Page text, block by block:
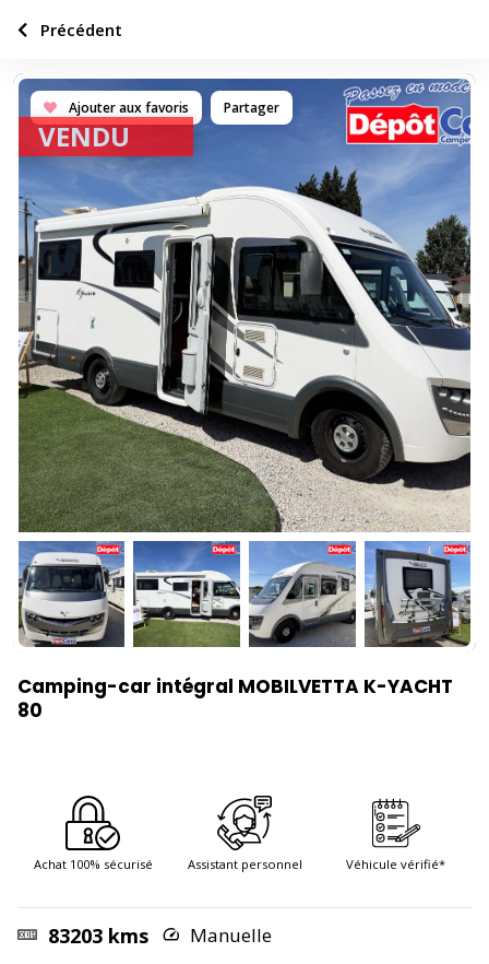
Ajouter aux favoris Partager
VENDU
Camping-car intégral MOBILVETTA K-YACHT
80
Achat 100% sécurisé Assistant personnel Véhicule vérifié*
83203 kms Manuelle
Précédent